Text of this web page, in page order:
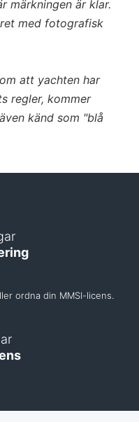
märkningen är klar.
med fotografisk
att yachten har
regler, kommer
känd som "blå
ordna din MMSI-licens.